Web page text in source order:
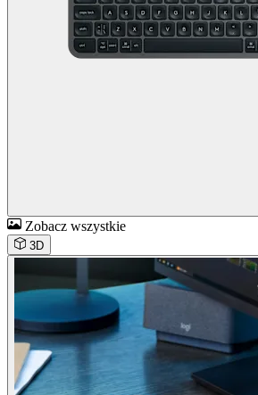
Zobacz wszystkie
3D